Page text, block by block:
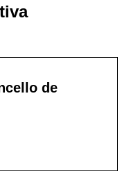
de